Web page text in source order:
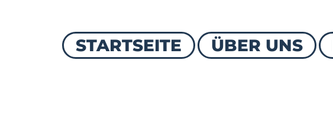
STARTSEITE ÜBER UNS